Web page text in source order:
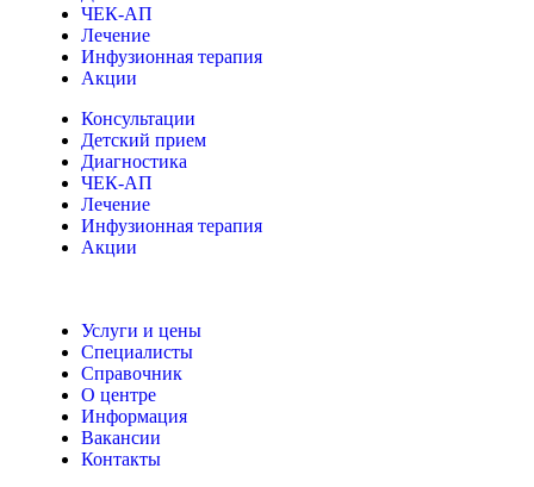
ЧЕК-АП
Лечение
Инфузионная терапия
Акции
Консультации
Детский прием
Диагностика
ЧЕК-АП
Лечение
Инфузионная терапия
Акции
Услуги и цены
Специалисты
Справочник
О центре
Информация
Вакансии
Контакты